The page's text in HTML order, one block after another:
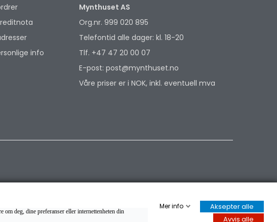
info
Mynthuset AS
Org.nr. 999 020 895
Telefontid alle dager: kl. 18-20
Tlf. +47 47 20 00 07
E-post: post@mynthuset.no
Våre priser er i NOK, inkl. eventuell mva
deg, dine preferanser eller internettenheten din
Mer info
Aksepter alle
Avvis alle